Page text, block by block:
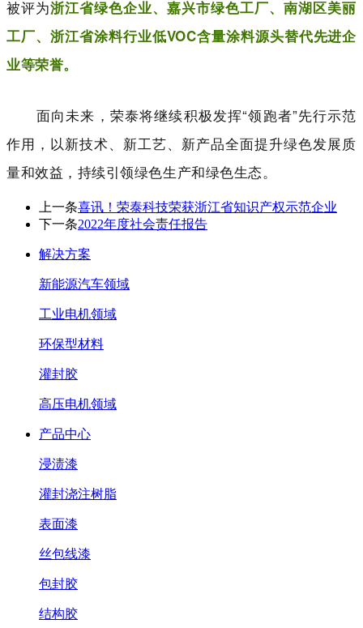
被评为浙江省绿色企业、嘉兴市绿色工厂、南湖区美丽
工厂、浙江省涂料行业低VOC含量涂料源头替代先进企
业等荣誉。
面向未来，荣泰将继续积极发挥“领跑者”先行示范
作用，以新技术、新工艺、新产品全面提升绿色发展质
量和效益，持续引领绿色生产和绿色生态。
上一条喜讯！荣泰科技荣获浙江省知识产权示范企业
下一条2022年度社会责任报告
解决方案
新能源汽车领域
工业电机领域
环保型材料
灌封胶
高压电机领域
产品中心
浸渍漆
灌封浇注树脂
表面漆
丝包线漆
包封胶
结构胶